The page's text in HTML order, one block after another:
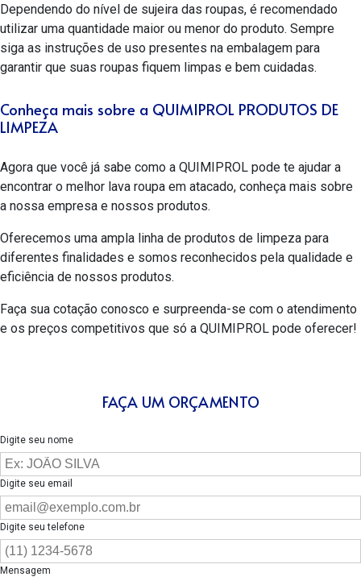
Dependendo do nível de sujeira das roupas, é recomendado
utilizar uma quantidade maior ou menor do produto. Sempre
siga as instruções de uso presentes na embalagem para
garantir que suas roupas fiquem limpas e bem cuidadas.
Conheça mais sobre a QUIMIPROL PRODUTOS DE
LIMPEZA
Agora que você já sabe como a QUIMIPROL pode te ajudar a
encontrar o melhor lava roupa em atacado, conheça mais sobre
a nossa empresa e nossos produtos.
Oferecemos uma ampla linha de produtos de limpeza para
diferentes finalidades e somos reconhecidos pela qualidade e
eficiência de nossos produtos.
Faça sua cotação conosco e surpreenda-se com o atendimento
e os preços competitivos que só a QUIMIPROL pode oferecer!
FAÇA UM ORÇAMENTO
Digite seu nome
Digite seu email
Digite seu telefone
Mensagem